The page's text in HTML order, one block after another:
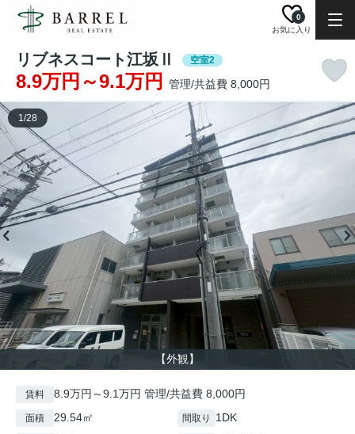
お気に入り
0
リブネスコート江坂Ⅱ 空室2
8.9万円～9.1万円 管理/共益費 8,000円
【外観】
1/28
賃料 8.9万円～9.1万円 管理/共益費 8,000円
面積 29.54㎡ 間取り 1DK